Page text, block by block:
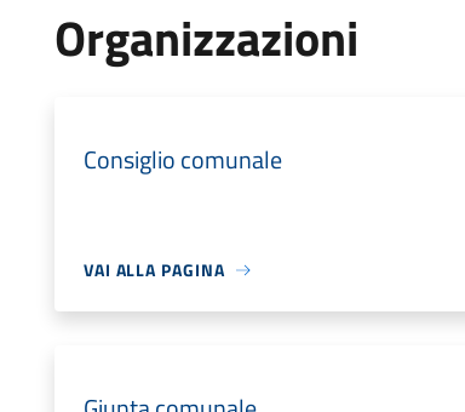
Organizzazioni
Consiglio comunale
VAI ALLA PAGINA